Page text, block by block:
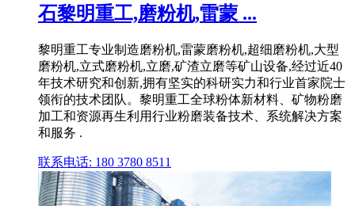
石黎明重工,磨粉机,雷蒙 ...
黎明重工专业制造磨粉机,雷蒙磨粉机,超细磨粉机,大型
磨粉机,立式磨粉机,立磨,矿渣立磨等矿山设备,经过近40
年技术研究和创新,拥有坚实的科研实力和行业首家院士
领衔的技术团队。黎明重工全球粉体新材料、矿物粉磨
加工和资源再生利用行业粉磨装备技术、系统解决方案
和服务 .
联系电话: 180 3780 8511